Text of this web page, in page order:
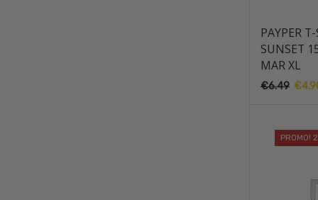
PAYPER
SUNSET
MAR XL
€6.49 O
era:
€
PROMO!